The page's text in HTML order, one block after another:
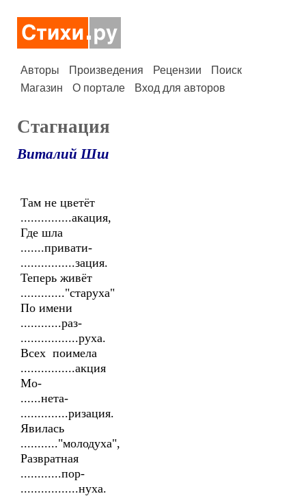
Авторы Произведения Рецензии
Поиск
Магазин
О портале Вход для авторов
Стагнация
Виталий Шш
Там не цветёт
...............акация,
Где шла
.......привати-
................зация.
Теперь живёт
............."старуха"
По имени
............раз-
.................руха.
Всех поимела
................акция
Мо-
......нета-
..............ризация.
Явилась
..........."молодуха",
Развратная
............пор-
.................нуха.